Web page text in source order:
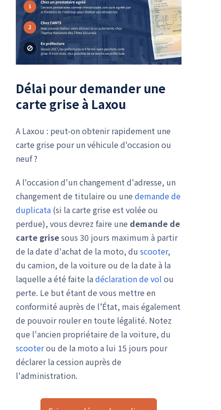
Délai pour demander une
carte grise à Laxou
A Laxou : peut-on obtenir rapidement une
carte grise pour un véhicule d'occasion ou
neuf ?
A l'occasion d'un changement d'adresse, un
changement de titulaire ou une demande de
duplicata (si la carte grise est volée ou
perdue), vous devrez faire une demande de
carte grisesous 30 jours maximum à partir
de la date d'achat de la moto, du scooter,
du camion, de la voiture ou de la date à la
laquelle a été faite ladéclaration de vol ou
perte. Le but étant de vous mettre en
conformité auprès de l’État, mais également
de pouvoir rouler en toute légalité. Notez
que l'ancien propriétaire de la voiture, du
scooterou de la moto a lui 15 jours pour
déclarer la cession auprès de
l'administration.